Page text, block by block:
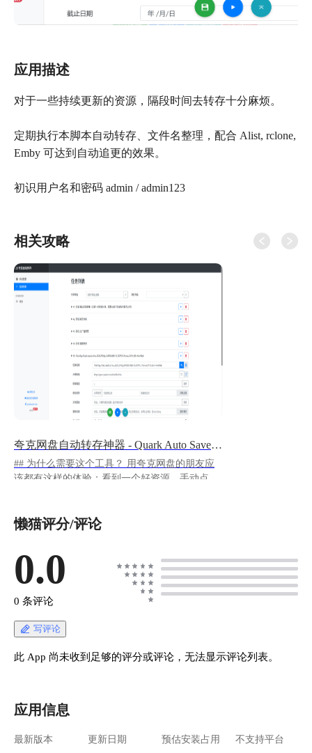
应用描述
对于一些持续更新的资源，隔段时间去转存十分麻烦。
定期执行本脚本自动转存、文件名整理，配合 Alist, rclone,
Emby 可达到自动追更的效果。
初识用户名和密码 admin / admin123
相关攻略
夸克网盘自动转存神器 - Quark Auto Save 使用攻略
## 为什么需要这个工具？ 用夸克网盘的朋友应
该都有这样的体验：看到一个好资源，手动点转
更新的资源，每次都要人工去操作，真的太麻烦
不用管了，新资源自动进你网盘 - 📝 **智能重命
名**：把乱七八糟的文件名整理成规范格式 - 📱
**推送提醒**：有新内容会通知你 - 🎬 **联动媒
https://appstore.lazycat.cloud/#/shop/detail/cloud.laz
ycat.app.quark ## 实用配置攻略 应用安装后，打
开登录页，用admin/admin123登录就能看到管理
4d3c-4e79-a44b-46a068752de3.png "image.png")
1301583638.cos.ap-
懒猫评分/评论
0.0
0 条评论
写评论
此 App 尚未收到足够的评分或评论，无法显示评论列表。
应用信息
最新版本 更新日期 预估安装占用 不支持平台